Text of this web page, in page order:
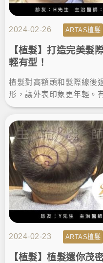
2024-02-26 ARTAS植髮
【植髮】打造完美髮
輕有型！
植髮對高額頭和髮際線後
形，讓外表印象更年輕。
他決定在羅丹診所做植髮
變得更年輕有型。
2024-02-23 ARTAS植髮
【植髮】植髮還你茂